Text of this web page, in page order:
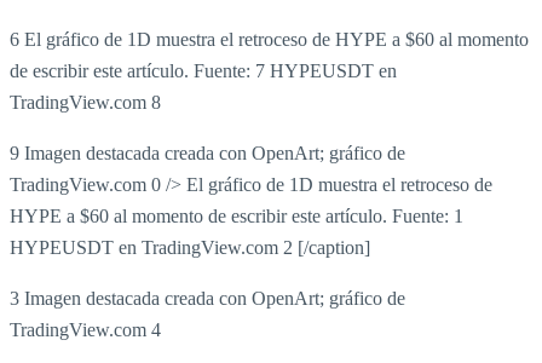
6 El gráfico de 1D muestra el retroceso de HYPE a $60 al momento
de escribir este artículo. Fuente: 7 HYPEUSDT en
TradingView.com 8
9 Imagen destacada creada con OpenArt; gráfico de
TradingView.com 0 /> El gráfico de 1D muestra el retroceso de
HYPE a $60 al momento de escribir este artículo. Fuente: 1
HYPEUSDT en TradingView.com 2 [/caption]
3 Imagen destacada creada con OpenArt; gráfico de
TradingView.com 4